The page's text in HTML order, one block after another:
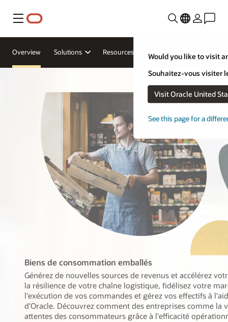
Menu
Would you like to visit
Souhaitez-vous visiter
Visit Oracle United
See this page for a
Overview Solutions Resources
Biens de consommation emballés
Générez de nouvelles sources de revenus et accélérez
la résilience de votre chaîne logistique, fidélisez votre
l'exécution de vos commandes et gérez vos effectifs à
d'Oracle. Découvrez comment des entreprises comme la
attentes des consommateurs grâce à l'efficacité